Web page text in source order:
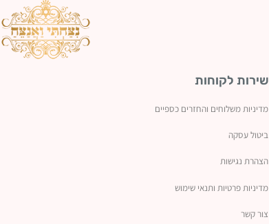
שירות לקוחות
מדיניות משלוחים והחזרים כספיים
ביטול עסקה
הצהרת נגישות
מדיניות פרטיות ותנאי שימוש
צור קשר